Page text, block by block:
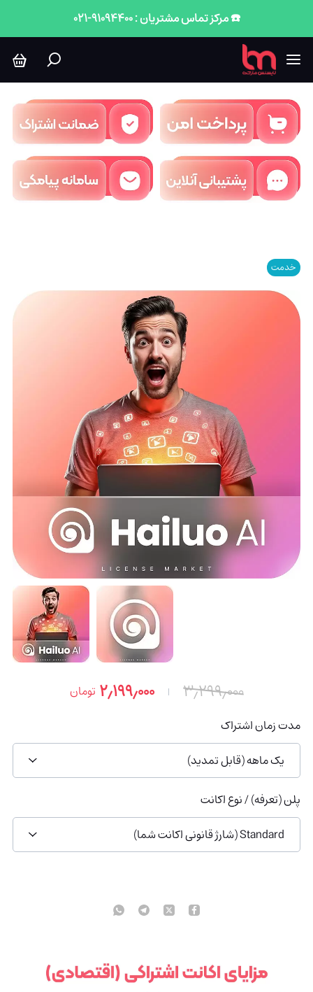
☎️ مرکز تماس مشتریان : 91094400-021
خدمت
۳٫۲۹۹٫۰۰۰ ۲٫۱۹۹٫۰۰۰ تومان
مدت زمان اشتراک
یک ماهه (قابل تمدید)
پلن (تعرفه) / نوع اکانت
Standard (شارژ قانونی اکانت شما)